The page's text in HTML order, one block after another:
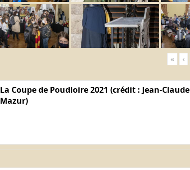
« ‹
La Coupe de Poudloire 2021 (crédit : Jean-Claude
Mazur)